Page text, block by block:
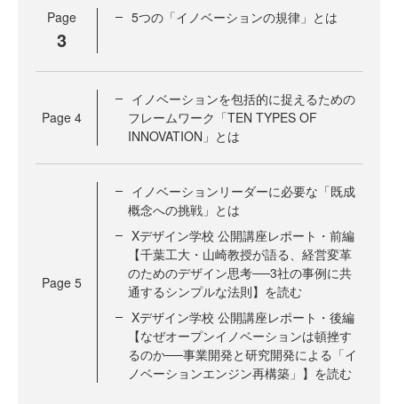
Page
3
5つの「イノベーションの規律」とは
Page 4
イノベーションを包括的に捉えるための
フレームワーク「TEN TYPES OF
INNOVATION」とは
Page 5
イノベーションリーダーに必要な「既成
概念への挑戦」とは
Xデザイン学校 公開講座レポート・前編
【千葉工大・山崎教授が語る、経営変革
のためのデザイン思考──3社の事例に共
通するシンプルな法則】を読む
Xデザイン学校 公開講座レポート・後編
【なぜオープンイノベーションは頓挫す
るのか──事業開発と研究開発による「イ
ノベーションエンジン再構築」】を読む